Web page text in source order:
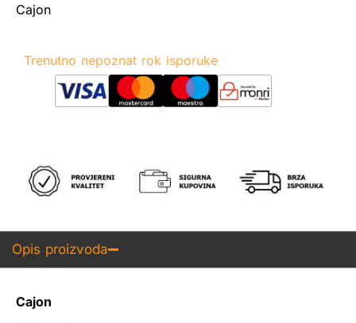
Trenutno nepoznat rok isporuke
Cajon
Opis proizvoda
Cajon